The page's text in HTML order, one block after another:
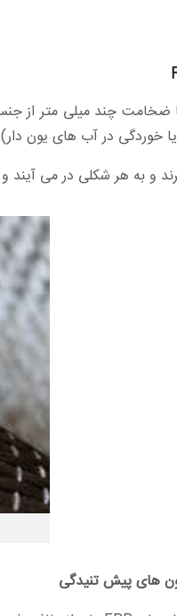
یا خوردگی در آب های
و به هر شکلی در می آیند